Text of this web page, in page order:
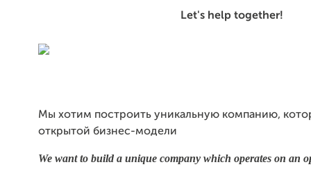
Let's help together!
Мы хотим построить уникальную компанию,
открытой бизнес-модели
We want to build a unique company which operates on an